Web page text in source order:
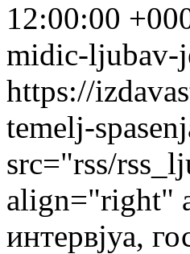
12:00:00
midic-ljubav-
https://
temelj-
src="rss/
align="right"
интервјуа,